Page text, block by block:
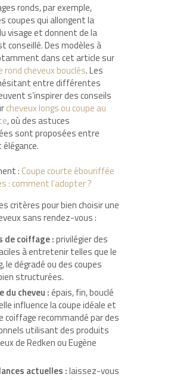
ronds, par exemple,
coupes qui allongent la
visage et donnent de la
conseillé. Des modèles à
dans cet article sur
rond cheveux bouclés. Les
entre différentes
s’inspirer des conseils
cheveux longs ou coupe au
, où des astuces
sont proposées entre
: Coupe courte ébouriffée
: comment l’adopter ?
critères pour bien choisir une
sans rendez-vous :
de coiffage :privilégier des
à entretenir telles que le
le dégradé ou des coupes
structurées.
du cheveu :épais, fin, bouclé
influence la coupe idéale et
coiffage recommandé par des
utilisant des produits
de Redken ou Eugène
actuelles :laissez-vous